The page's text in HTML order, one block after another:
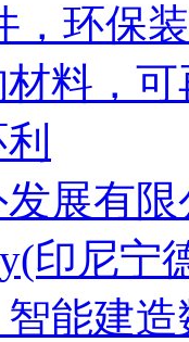
，环保
料，
展有
印尼
能建